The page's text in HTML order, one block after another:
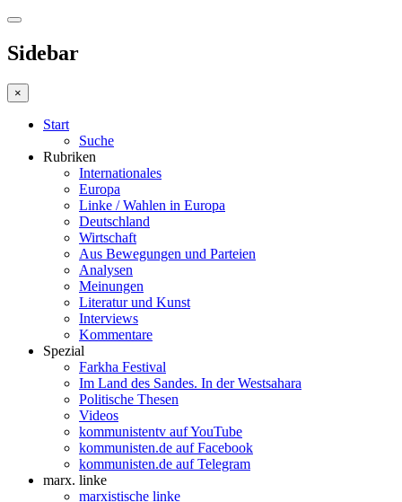
Sidebar
×
Start
Suche
Rubriken
Internationales
Europa
Linke / Wahlen in Europa
Deutschland
Wirtschaft
Aus Bewegungen und Parteien
Analysen
Meinungen
Literatur und Kunst
Interviews
Kommentare
Spezial
Farkha Festival
Im Land des Sandes. In der Westsahara
Politische Thesen
Videos
kommunistentv auf YouTube
kommunisten.de auf Facebook
kommunisten.de auf Telegram
marx. linke
marxistische linke